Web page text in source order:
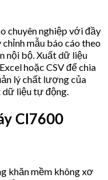
chuyên nghiệp với đầy
mẫu báo cáo theo
nội bộ. Xuất dữ liệu
hoặc CSV để chia
lý chất lượng của
dữ liệu tự động.
CI7600
khăn mềm không xơ